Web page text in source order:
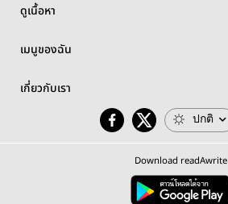
ดูเนื้อหา
เมนูของฉัน
เกี่ยวกับเรา
ปกติ
Download readAwrite